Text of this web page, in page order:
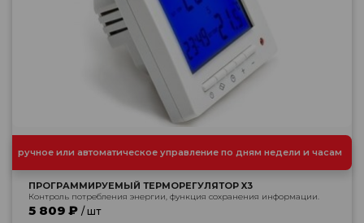
ручное или автоматическое управление по дням недели и часам
ПРОГРАММИРУЕМЫЙ ТЕРМОРЕГУЛЯТОР X3
Контроль потребления энергии, функция сохранения информации.
5 809 ₽ / шт